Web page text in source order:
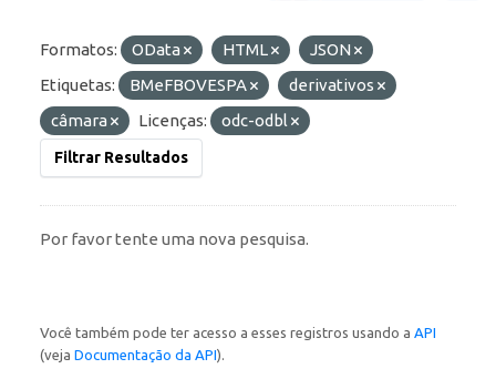
Formatos: OData HTML
JSON
Etiquetas:
BMeFBOVESPA
derivativos
câmara
Licenças: odc-odbl
Filtrar Resultados
Por favor tente uma nova pesquisa.
Você também pode ter acesso a esses registros usando a API
(veja Documentação da API).